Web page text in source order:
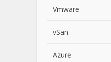
Vmware
vSan
Azure